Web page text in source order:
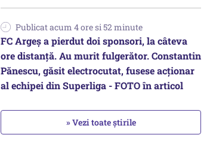
Publicat acum 4 ore si 52 minute
FC Argeș a pierdut doi sponsori, la câteva
ore distanță. Au murit fulgerător. Constantin
Pănescu, găsit electrocutat, fusese acționar
al echipei din Superliga - FOTO în articol
» Vezi toate știrile